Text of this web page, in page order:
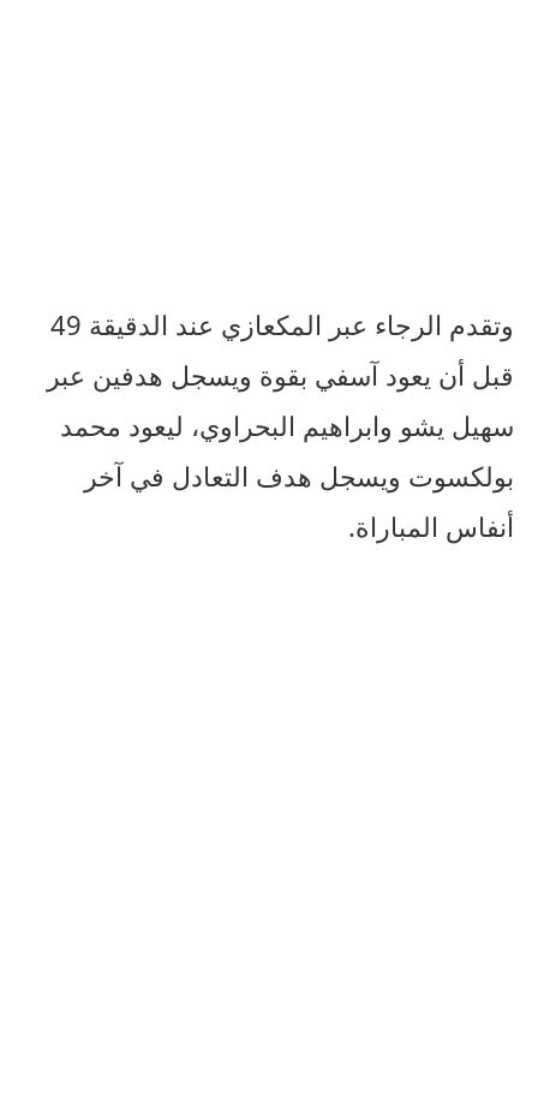
وتقدم الرجاء عبر المكعازي عند الدقيقة 49
قبل أن يعود آسفي بقوة ويسجل هدفين عبر
سهيل يشو وابراهيم البحراوي، ليعود محمد
بولكسوت ويسجل هدف التعادل في آخر
أنفاس المباراة.